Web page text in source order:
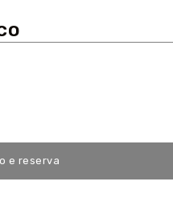
e reserva